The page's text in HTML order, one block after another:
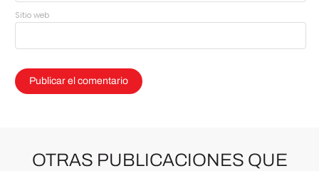
Sitio web
OTRAS PUBLICACIONES QUE